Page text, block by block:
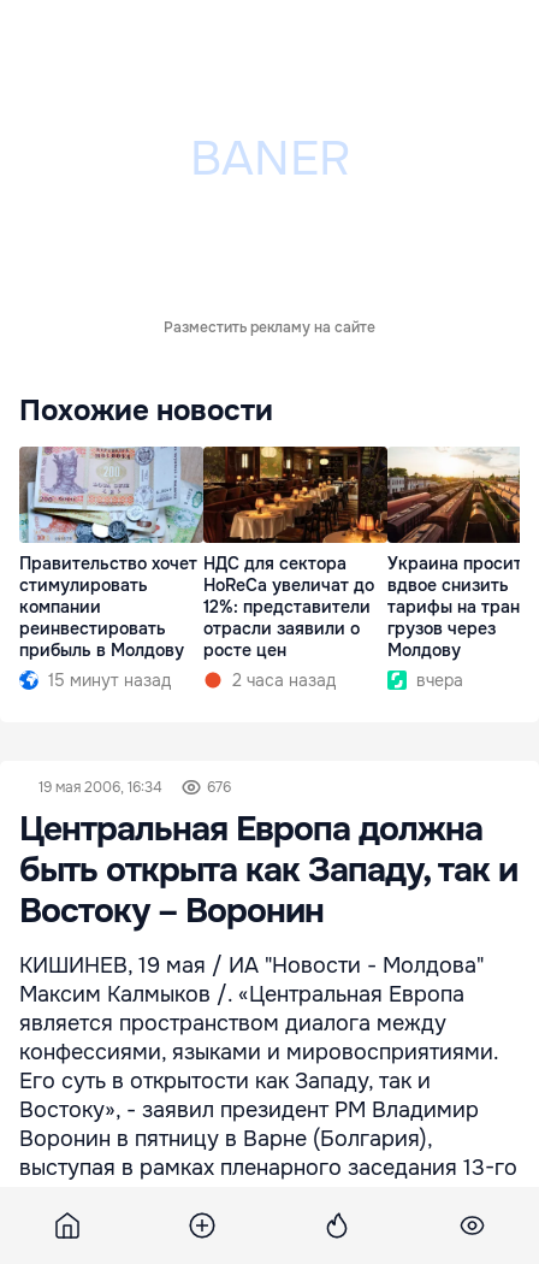
Разместить рекламу на сайте
Похожие новости
Правительство хочет
стимулировать
компании
реинвестировать
прибыль в Молдову
15 минут назад
НДС для сектора
HoReCa увеличат до
12%: представители
отрасли заявили о
росте цен
2 часа назад
Украина просит
вдвое снизить
тарифы на
грузов через
Молдову
вчера
19 мая 2006, 16:34 676
Центральная Европа должна
быть открыта как Западу, так и
Востоку – Воронин
КИШИНЕВ, 19 мая / ИА "Новости - Молдова"
Максим Калмыков /. «Центральная Европа
является пространством диалога между
конфессиями, языками и мировосприятиями.
Его суть в открытости как Западу, так и
Востоку», - заявил президент РМ Владимир
Воронин в пятницу в Варне (Болгария),
выступая в рамках пленарного заседания 13-го
По словам Владимира Воронина, этот процесс